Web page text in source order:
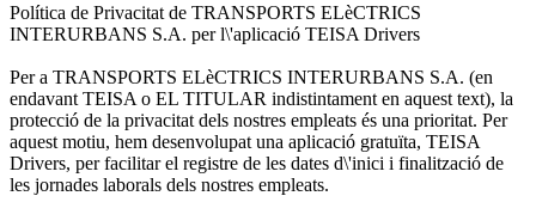
Política de Privacitat de TRANSPORTS ELèCTRICS
INTERURBANS S.A. per l\'aplicació TEISA Drivers
Per a TRANSPORTS ELèCTRICS INTERURBANS S.A. (en
endavant TEISA o EL TITULAR indistintament en aquest text), la
protecció de la privacitat dels nostres empleats és una prioritat. Per
aquest motiu, hem desenvolupat una aplicació gratuïta, TEISA
Drivers, per facilitar el registre de les dates d\'inici i finalització de
les jornades laborals dels nostres empleats.